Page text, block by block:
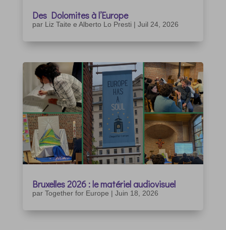
Des Dolomites à l’Europe
par Liz Taite e Alberto Lo Presti | Juil 24, 2026
Bruxelles 2026 : le matériel audiovisuel
par Together for Europe | Juin 18, 2026